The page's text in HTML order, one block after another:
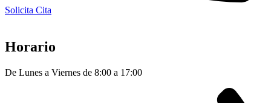
Solicita Cita
Horario
De Lunes a Viernes de 8:00 a 17:00